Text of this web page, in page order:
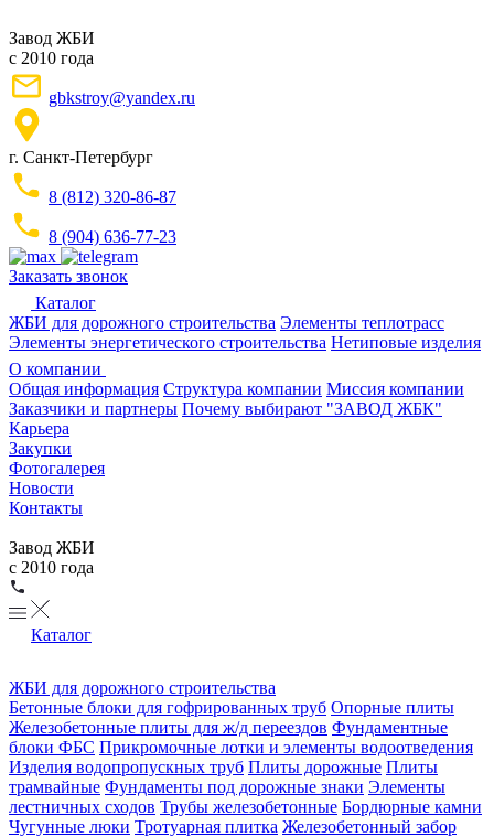
Завод ЖБИ
с 2010 года
gbkstroy@yandex.ru
г. Санкт-Петербург
8 (812) 320-86-87
8 (904) 636-77-23
Заказать звонок
Каталог
ЖБИ для дорожного строительства Элементы теплотрасс
Элементы энергетического строительства Нетиповые изделия
О компании
Общая информация Структура компании Миссия компании
Заказчики и партнеры Почему выбирают "ЗАВОД ЖБК"
Карьера
Закупки
Фотогалерея
Новости
Контакты
Завод ЖБИ
с 2010 года
Каталог
ЖБИ для дорожного строительства
Бетонные блоки для гофрированных труб Опорные плиты
Железобетонные плиты для ж/д переездов Фундаментные
блоки ФБС Прикромочные лотки и элементы водоотведения
Изделия водопропускных труб Плиты дорожные Плиты
трамвайные Фундаменты под дорожные знаки Элементы
лестничных сходов Трубы железобетонные Бордюрные камни
Чугунные люки Тротуарная плитка Железобетонный забор